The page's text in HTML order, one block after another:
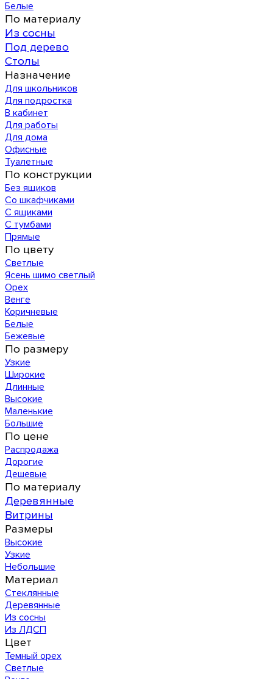
Белые
По материалу
Из сосны
Под дерево
Столы
Назначение
Для школьников
Для подростка
В кабинет
Для работы
Для дома
Офисные
Туалетные
По конструкции
Без ящиков
Со шкафчиками
С ящиками
С тумбами
Прямые
По цвету
Светлые
Ясень шимо светлый
Орех
Венге
Коричневые
Белые
Бежевые
По размеру
Узкие
Широкие
Длинные
Высокие
Маленькие
Большие
По цене
Распродажа
Дорогие
Дешевые
По материалу
Деревянные
Витрины
Размеры
Высокие
Узкие
Небольшие
Материал
Стеклянные
Деревянные
Из сосны
Из ЛДСП
Цвет
Темный орех
Светлые